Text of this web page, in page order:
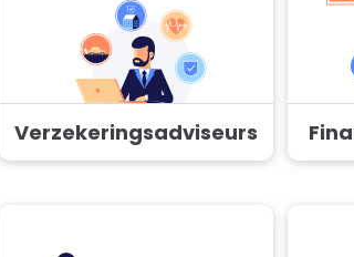
Verzekeringsadviseurs